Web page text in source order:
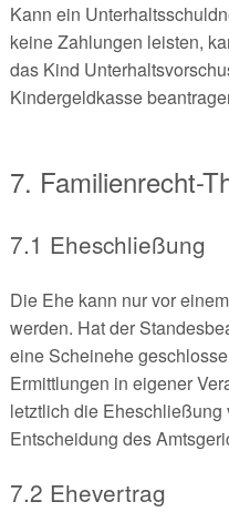
Kann ein
keine Zahlungen leisten,
das Kind
Kindergeldkasse
7. Familienrecht-
7.1 Eheschließung
Die Ehe kann nur vor
werden. Hat der
eine Scheinehe
Ermittlungen in eigener
letztlich die
Entscheidung des
7.2 Ehevertrag